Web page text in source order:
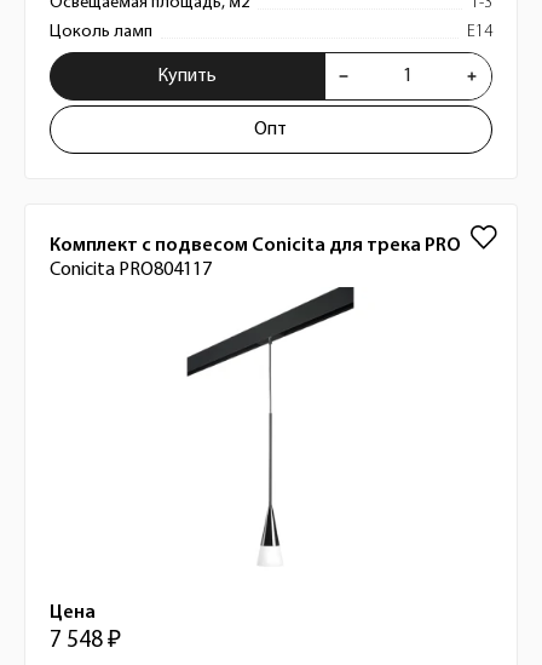
Цоколь ламп
E14
Купить
Опт
Комплект с подвесом Conicita для трека PRO
Conicita PRO804117
Цена
7 548 ₽